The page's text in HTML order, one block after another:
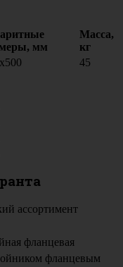
мм
Масса,
кг
45
ассортимент
фланцевая
фланцевым